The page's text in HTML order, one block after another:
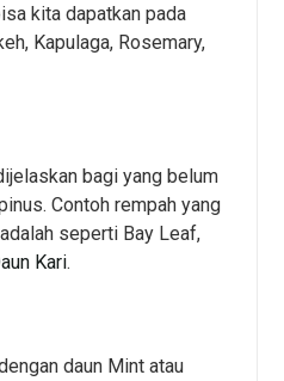
kita dapatkan pada
Kapulaga, Rosemary,
bagi yang belum
Contoh rempah yang
seperti Bay Leaf,
Kari.
daun Mint atau